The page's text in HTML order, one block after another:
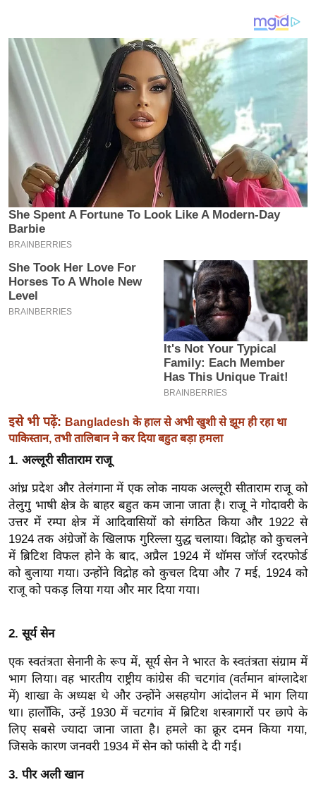
क्रा
इ
प
मि
सा
ल
बे
मि
सा
यं
इं
डि
या
सा
हि
त्य
ज
ग
ऑ
टो
व
र्ल्ड
न्यू
ज
ब्री
फ
इसे भी पढ़ें: Bangladesh के हाल से अभी खुशी से झूम ही रहा था
पाकिस्तान, तभी तालिबान ने कर दिया बहुत बड़ा हमला
1. अल्लूरी सीताराम राजू
आंध्र प्रदेश और तेलंगाना में एक लोक नायक अल्लूरी सीताराम राजू को
तेलुगु भाषी क्षेत्र के बाहर बहुत कम जाना जाता है। राजू ने गोदावरी के
उत्तर में रम्पा क्षेत्र में आदिवासियों को संगठित किया और 1922 से
1924 तक अंग्रेजों के खिलाफ गुरिल्ला युद्ध चलाया। विद्रोह को कुचलने
में ब्रिटिश विफल होने के बाद, अप्रैल 1924 में थॉमस जॉर्ज रदरफोर्ड
को बुलाया गया। उन्होंने विद्रोह को कुचल दिया और 7 मई, 1924 को
राजू को पकड़ लिया गया और मार दिया गया।
2. सूर्य सेन
एक स्वतंत्रता सेनानी के रूप में, सूर्य सेन ने भारत के स्वतंत्रता संग्राम में
भाग लिया। वह भारतीय राष्ट्रीय कांग्रेस की चटगांव (वर्तमान बांग्लादेश
में) शाखा के अध्यक्ष थे और उन्होंने असहयोग आंदोलन में भाग लिया
था। हालाँकि, उन्हें 1930 में चटगांव में ब्रिटिश शस्त्रागारों पर छापे के
लिए सबसे ज्यादा जाना जाता है। हमले का क्रूर दमन किया गया,
जिसके कारण जनवरी 1934 में सेन को फांसी दे दी गई।
3. पीर अली खान